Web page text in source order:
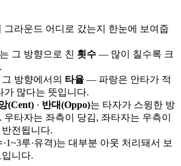
그라운드 어디로 갔는지 한눈에 보여줍
는 그 방향으로 친 횟수 — 많이 칠수록 크
그 방향에서의 타율 — 파랑은 안타가 적
가 많다는 뜻입니다.
(Cent) · 반대(Oppo)는 타자가 스윙한 방
우타자는 좌측이 당김, 좌타자는 우측이
전됩니다.
루·유격)는 대부분 아웃 처리돼서 보
니다.